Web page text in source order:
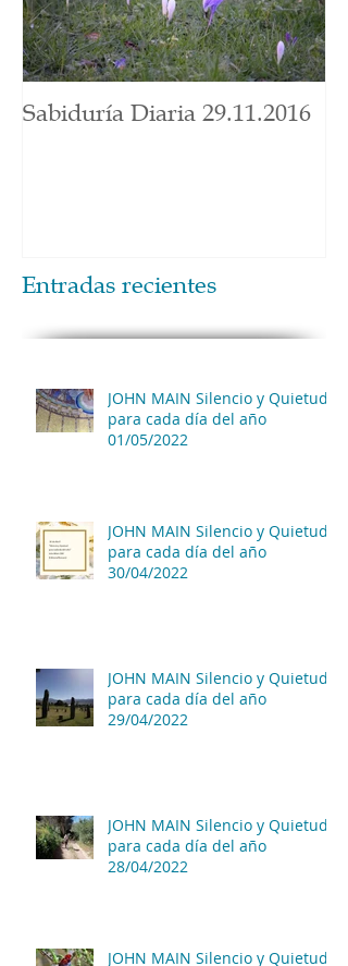
Sabiduría Diaria 29.11.2016
Entradas recientes
JOHN MAIN Silencio y Quietud
para cada día del año
01/05/2022
JOHN MAIN Silencio y Quietud
para cada día del año
30/04/2022
JOHN MAIN Silencio y Quietud
para cada día del año
29/04/2022
JOHN MAIN Silencio y Quietud
para cada día del año
28/04/2022
JOHN MAIN Silencio y Quietud